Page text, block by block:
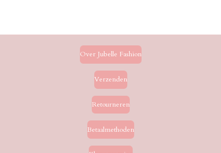
Over Jubelle Fashion
Verzenden
Retourneren
Betaalmethoden